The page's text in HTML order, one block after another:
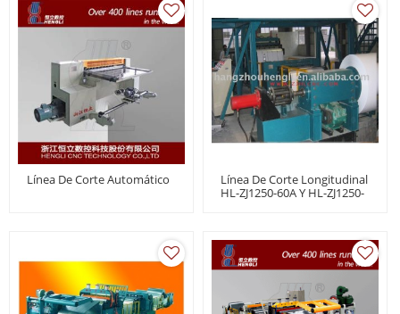
Línea De Corte Automático
Línea De Corte Longitudinal
HL-ZJ1250-60A Y HL-ZJ1250-